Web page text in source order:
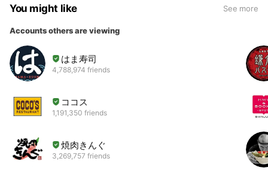
You might like See more
Accounts others are viewing
はま寿司
4,788,974 friends
ココス
1,191,350 friends
焼肉きんぐ
3,269,757 friends